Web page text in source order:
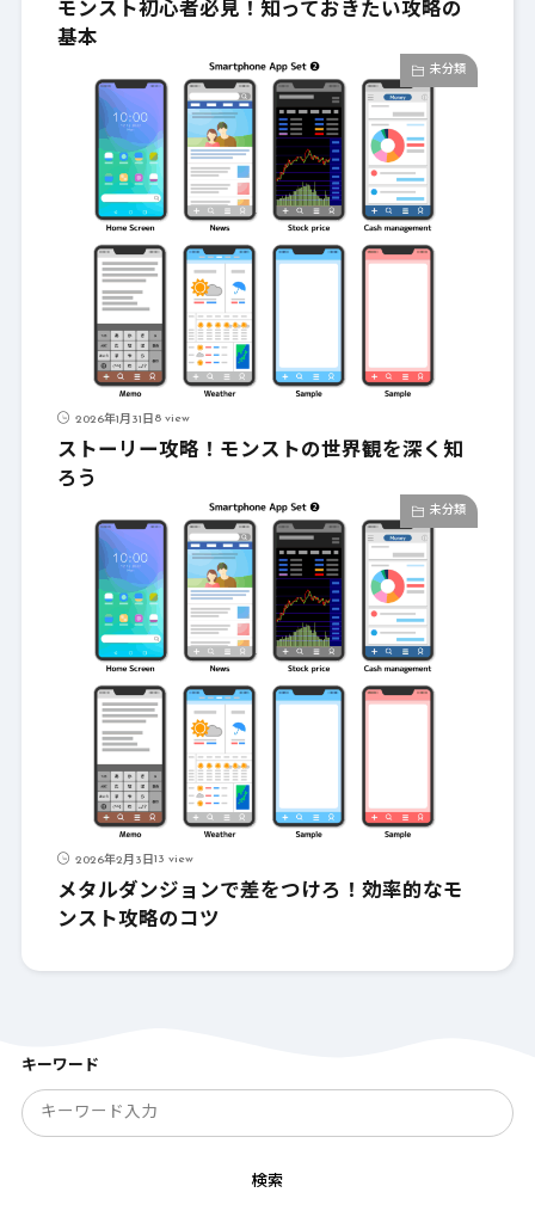
モンスト初心者必見！知っておきたい攻略の
基本
未分類
2026年1月31日 8 view
ストーリー攻略！モンストの世界観を深く知
ろう
未分類
2026年2月3日13 view
メタルダンジョンで差をつけろ！効率的なモ
ンスト攻略のコツ
キーワード
検索